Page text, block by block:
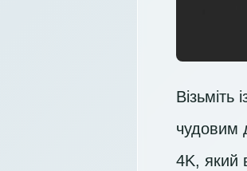
чудовим
4K, який